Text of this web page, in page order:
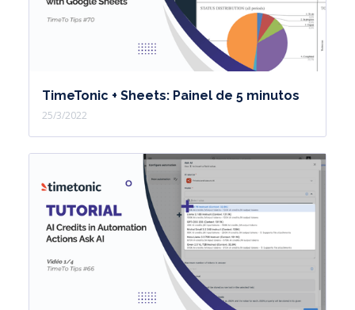
TimeTonic + Sheets: Painel de 5 minutos
25/3/2022